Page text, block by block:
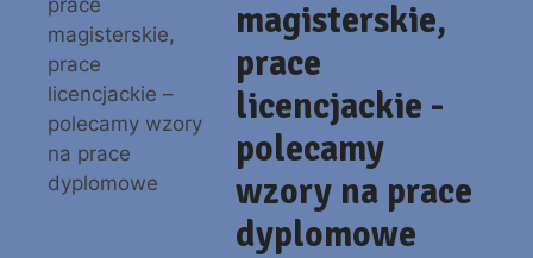
magisterskie,
prace
licencjackie -
polecamy
wzory na prace
dyplomowe